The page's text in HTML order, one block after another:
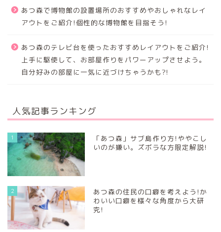
あつ森で博物館の設置場所のおすすめやおしゃれなレイ
アウトをご紹介!個性的な博物館を目指そう!
あつ森のテレビ台を使ったおすすめレイアウトをご紹介!
上手に駆使して、お部屋作りをパワーアップさせよう。
自分好みの部屋に一気に近づけちゃうかも?!
人気記事ランキング
1
「あつ森」サブ島作り方!ややこし
いのが嫌い。ズボラな方限定解説!
2
あつ森の住民の口癖を考えよう!か
わいい口癖を様々な角度から大研
究!